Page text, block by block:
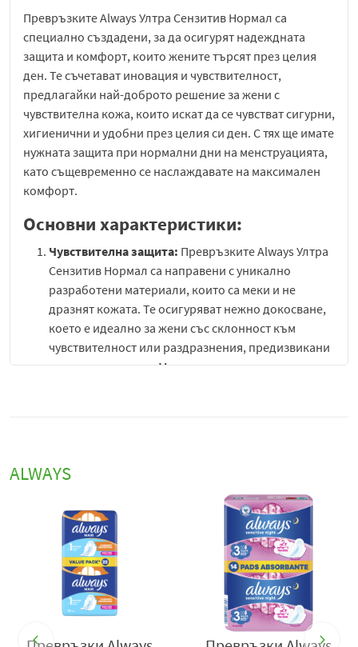
Превръзките Always Ултра Сензитив Нормал са
специално създадени, за да осигурят надеждната
защита и комфорт, които жените търсят през целия
ден. Те съчетават иновация и чувствителност,
предлагайки най-доброто решение за жени с
чувствителна кожа, които искат да се чувстват сигурни,
хигиенични и удобни през целия си ден. С тях ще имате
нужната защита при нормални дни на менструацията,
като същевременно се наслаждавате на максимален
комфорт.
Основни характеристики:
Чувствителна защита: Превръзките Always Ултра
Сензитив Нормал са направени с уникално
разработени материали, които са меки и не
дразнят кожата. Те осигуряват нежно докосване,
което е идеално за жени със склонност към
чувствителност или раздразнения, предизвикани
от други продукти. Мекото покритие намалява
абсорбираща технология, която бързо поглъща
влагата и я задържа вътре в самата превръзка.
Това гарантира, че ще останете сухи и комфортни
през целия ден, като предотвратява неприятни
течове и мокри усещания.
Контрол на миризмите:
Превръзките Always
Ултра Сензитив съдържат иновативна технология
за контрол на миризмите, която предотвратява
образуването на неприятни аромати, като
ALWAYS